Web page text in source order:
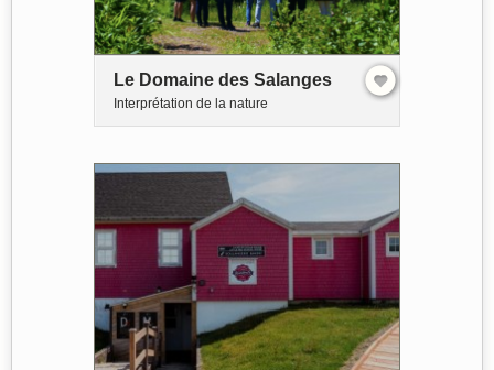
Le Domaine des Salanges
Interprétation de la nature